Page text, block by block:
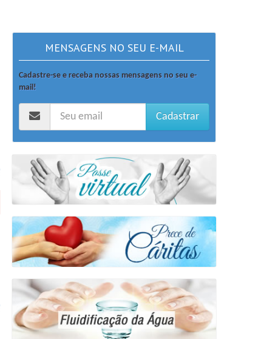
MENSAGENS NO SEU E-MAIL
Cadastre-se e receba nossas mensagens no seu e-
mail!
Cadastrar